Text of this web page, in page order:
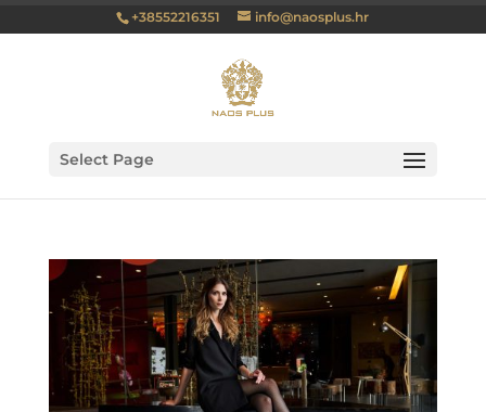
+38552216351 info@naosplus.hr
Select Page